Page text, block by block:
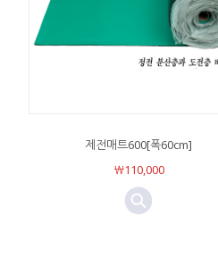
제전매트600[폭60cm]
￦110,000